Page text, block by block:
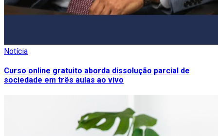
Notícia
Curso online gratuito aborda dissolução parcial de
sociedade em três aulas ao vivo